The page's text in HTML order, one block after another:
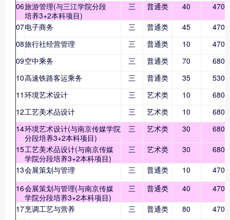
06旅游管理(与三江学院分段
培养3+2本科项目)
三 普通类 40
4700
07电子商务 三 普通类 45
4700
08旅行社经营管理 三 普通类 10
4700
09空中乘务 三 普通类 70
6800
10高速铁路客运乘务 三 普通类 35
5300
11 环境艺术设计 三 艺术类 10
6800
12工艺美术品设计 三 艺术类 10
6800
14环境艺术设计(与南京传媒学院
分段培养3+2本科项目)
三 艺术类 30
6800
15工艺美术品设计(与南京传媒
学院分段培养3+2本科项目)
三 艺术类 30
6800
13会展策划与管理 三 普通类 10
4700
16会展策划与管理(与南京传媒
学院分段培养3+2本科项目)
三 普通类 40
4700
17烹调工艺与营养 三 普通类 80
4700